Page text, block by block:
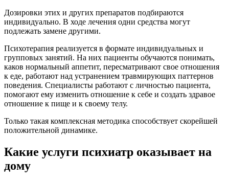
Дозировки этих и других препаратов подбираются
индивидуально. В ходе лечения одни средства могут
подлежать замене другими.
Психотерапия реализуется в формате индивидуальных и
групповых занятий. На них пациенты обучаются понимать,
каков нормальный аппетит, пересматривают свое отношения
к еде, работают над устранением травмирующих паттернов
поведения. Специалисты работают с личностью пациента,
помогают ему изменить отношение к себе и создать здравое
отношение к пище и к своему телу.
Только такая комплексная методика способствует скорейшей
положительной динамике.
Какие услуги психиатр оказывает на
дому